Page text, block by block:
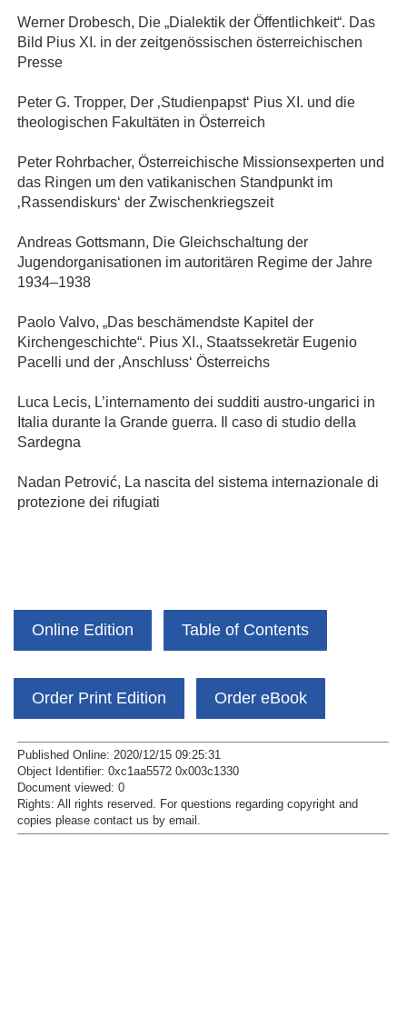
Werner Drobesch, Die „Dialektik der Öffentlichkeit“. Das
Bild Pius XI. in der zeitgenössischen österreichischen
Presse
Peter G. Tropper, Der ‚Studienpapst‘ Pius XI. und die
theologischen Fakultäten in Österreich
Peter Rohrbacher, Österreichische Missionsexperten und
das Ringen um den vatikanischen Standpunkt im
‚Rassendiskurs‘ der Zwischenkriegszeit
Andreas Gottsmann, Die Gleichschaltung der
Jugendorganisationen im autoritären Regime der Jahre
1934–1938
Paolo Valvo, „Das beschämendste Kapitel der
Kirchengeschichte“. Pius XI., Staatssekretär Eugenio
Pacelli und der ‚Anschluss‘ Österreichs
Luca Lecis, L’internamento dei sudditi austro-ungarici in
Italia durante la Grande guerra. Il caso di studio della
Sardegna
Nadan Petrović, La nascita del sistema internazionale di
protezione dei rifugiati
Online Edition Table of Contents
Order Print Edition Order eBook
Published Online: 2020/12/15 09:25:31
Object Identifier: 0xc1aa5572 0x003c1330
Document viewed: 0
Rights: All rights reserved.
For questions regarding copyright and
copies please contact us by email